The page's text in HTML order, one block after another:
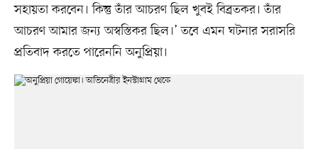
সহায়তা করবেন। কিন্তু তাঁর আচরণ ছিল খুবই বিব্রতকর। তাঁর
আচরণ আমার জন্য অস্বস্তিকর ছিল।’ তবে এমন ঘটনার সরাসরি
প্রতিবাদ করতে পারেননি অনুপ্রিয়া।